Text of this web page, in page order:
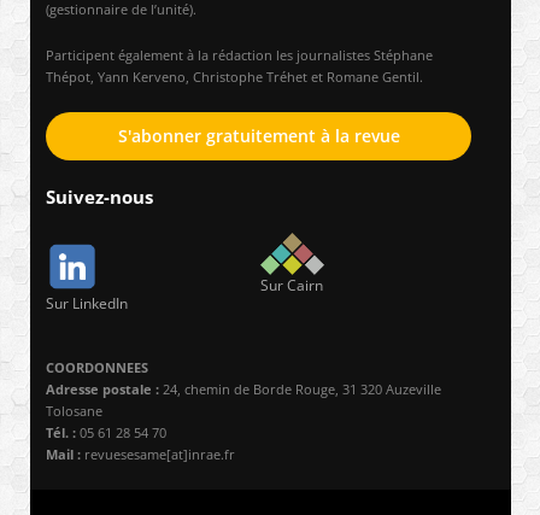
(gestionnaire de l’unité).
Participent également à la rédaction les journalistes Stéphane
Thépot, Yann Kerveno, Christophe Tréhet et Romane Gentil.
S'abonner gratuitement à la revue
Suivez-nous
Sur LinkedIn
Sur Cairn
COORDONNEES
Adresse postale : 24, chemin de Borde Rouge, 31 320 Auzeville
Tolosane
Tél. : 05 61 28 54 70
Mail : revuesesame[at]inrae.fr